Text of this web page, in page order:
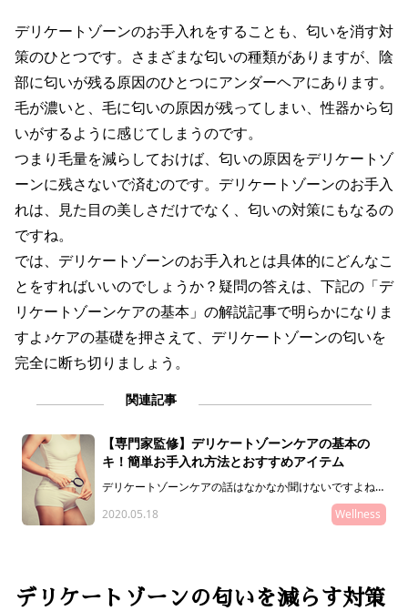
デリケートゾーンのお手入れをすることも、匂いを消す対
策のひとつです。さまざまな匂いの種類がありますが、陰
部に匂いが残る原因のひとつにアンダーヘアにあります。
毛が濃いと、毛に匂いの原因が残ってしまい、性器から匂
いがするように感じてしまうのです。
つまり毛量を減らしておけば、匂いの原因をデリケートゾ
ーンに残さないで済むのです。デリケートゾーンのお手入
れは、見た目の美しさだけでなく、匂いの対策にもなるの
ですね。
では、デリケートゾーンのお手入れとは具体的にどんなこ
とをすればいいのでしょうか？疑問の答えは、下記の「デ
リケートゾーンケアの基本」の解説記事で明らかになりま
すよ♪ケアの基礎を押さえて、デリケートゾーンの匂いを
完全に断ち切りましょう。
関連記事
【専門家監修】デリケートゾーンケアの基本の
キ！簡単お手入れ方法とおすすめアイテム
デリケートゾーンケアの話はなかなか聞けないですよね。
そんなお悩みを持つあなたにデリケートゾーンケアの基本
を教えます！簡単にできるケア方法や、おすすめのアイテ
ムもご紹介。デリケートゾーンケアの基礎中の基礎をこの
2020.05.18 Wellness
デリケートゾーンの匂いを減らす対策